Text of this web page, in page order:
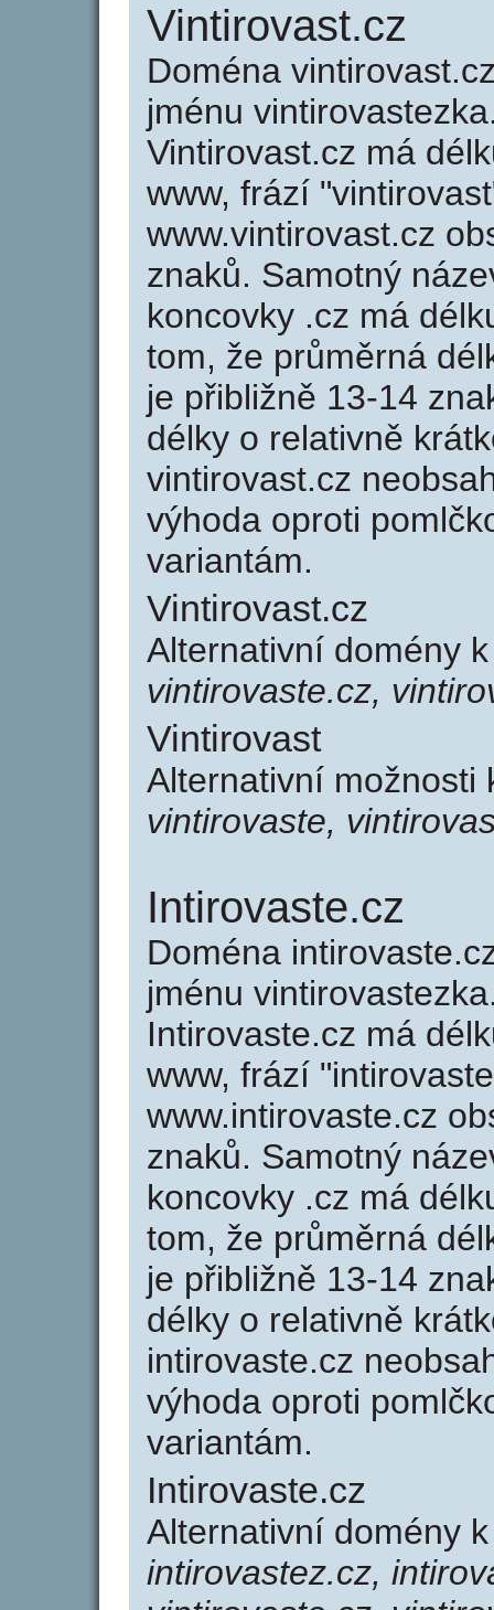
Vintirovast.cz
Doména
jménu
Vintirovast.cz má
www, frází
www.vintirovast.cz
znaků. Samotný
koncovky .cz má
tom, že průměrná
je přibližně 13-14
délky o relativně
vintirovast.cz
výhoda oproti
variantám.
Vintirovast.cz
Alternativní domény
vintirovaste.cz,
Vintirovast
Alternativní možnosti
vintirovaste,
Intirovaste.cz
Doména
jménu
Intirovaste.cz má
www, frází
www.intirovaste.cz
znaků. Samotný
koncovky .cz má
tom, že průměrná
je přibližně 13-14
délky o relativně
intirovaste.cz
výhoda oproti
variantám.
Intirovaste.cz
Alternativní domény
intirovastez.cz,